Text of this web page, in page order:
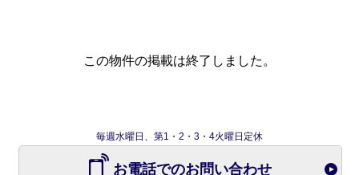
この物件の掲載は終了しました。
毎週水曜日、第1・2・3・4火曜日定休
お電話でのお問い合わせ